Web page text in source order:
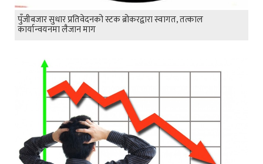
पुँजीबजार सुधार प्रतिवेदनको स्टक ब्रोकरद्वारा स्वागत, तत्काल
कार्यान्वयनमा लैजान माग